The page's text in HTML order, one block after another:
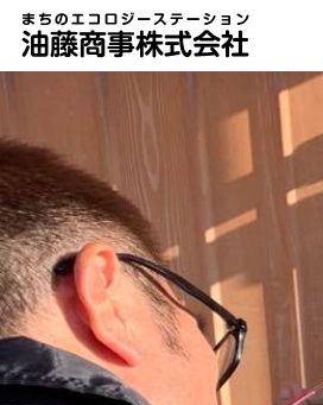
油藤商事株式会社